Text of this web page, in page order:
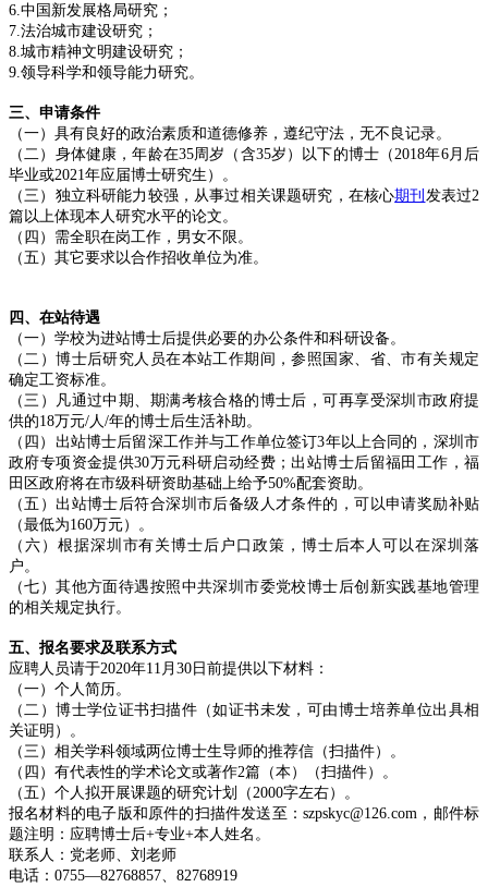
6.中国新发展格局研究；
7.法治城市建设研究；
8.城市精神文明建设研究；
9.领导科学和领导能力研究。
三、申请条件
（一）具有良好的政治素质和道德修养，遵纪守法，无不良记录。
（二）身体健康，年龄在35周岁（含35岁）以下的博士（2018年6月后
毕业或2021年应届博士研究生）。
（三）独立科研能力较强，从事过相关课题研究，在核心期刊 发表过2
篇以上体现本人研究水平的论文。
（四）需全职在岗工作，男女不限。
（五）其它要求以合作招收单位为准。
四、在站待遇
（一）学校为进站博士后提供必要的办公条件和科研设备。
（二）博士后研究人员在本站工作期间，参照国家、省、市有关规定
确定工资标准。
（三）凡通过中期、期满考核合格的博士后，可再享受深圳市政府提
供的18万元/人/年的博士后生活补助。
（四）出站博士后留深工作并与工作单位签订3年以上合同的，深圳市
政府专项资金提供30万元科研启动经费；出站博士后留福田工作，福
田区政府将在市级科研资助基础上给予50%配套资助。
（五）出站博士后符合深圳市后备级人才条件的，可以申请奖励补贴
（最低为160万元）。
（六）根据深圳市有关博士后户口政策，博士后本人可以在深圳落
户。
（七）其他方面待遇按照中共深圳市委党校博士后创新实践基地管理
的相关规定执行。
五、报名要求及联系方式
应聘人员请于2020年11月30日前提供以下材料：
（一）个人简历。
（二）博士学位证书扫描件（如证书未发，可由博士培养单位出具相
关证明）。
（三）相关学科领域两位博士生导师的推荐信（扫描件）。
（四）有代表性的学术论文或著作2篇（本）（扫描件）。
（五）个人拟开展课题的研究计划（2000字左右）。
报名材料的电子版和原件的扫描件发送至：szpskyc@126.com，邮件标
题注明：应聘博士后+专业+本人姓名。
联系人：党老师、刘老师
电话：0755—82768857、82768919